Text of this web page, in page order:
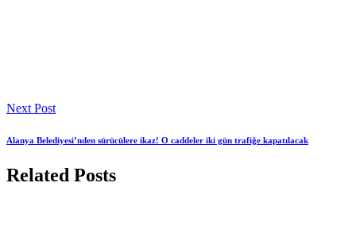
Next Post
Alanya Belediyesi’nden sürücülere ikaz! O caddeler iki gün trafiğe kapatılacak
Related Posts